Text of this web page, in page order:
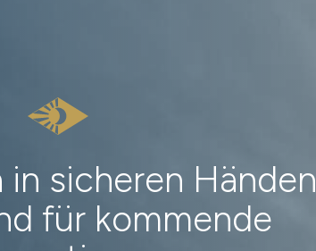
in sicheren Händen
für kommende